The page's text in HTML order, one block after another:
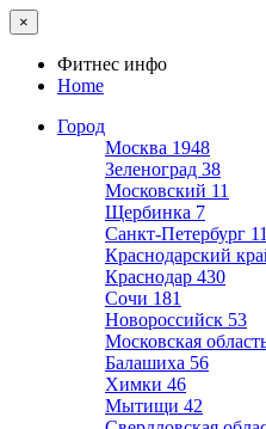
×
Фитнес инфо
Home
Город
Москва 1948
Зеленоград 38
Московский 11
Щербинка 7
Санкт-Петербург
Краснодарский
Краснодар 430
Сочи 181
Новороссийск 53
Московская
Балашиха 56
Химки 46
Мытищи 42